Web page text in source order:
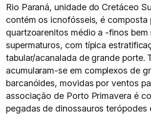
Rio Paraná, unidade do Cretáceo
contém os icnofósseis, é composta
quartzoarenitos médio a -finos bem
supermaturos, com típica
tabular/acanalada de grande porte.
acumularam-se em complexos de
barcanóides, movidas por ventos
associação de Porto Primavera é
pegadas de dinossauros terópodes